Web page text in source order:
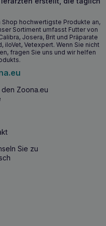
Care k/d cat
kaufen?
support 400g Huhn
für Ihre Katze,
zur Erhaltung der
Nahrung trägt dazu
zu verringern und
und das
Nierenhilfe 400g
hochwertigste Produkte an,
Sortiment umfasst Futter von
Josera, Brit und Präparate
iloVet, Vetexpert. Wenn Sie nicht
fragen Sie uns und wir helfen
Zoona.eu
Sie zu